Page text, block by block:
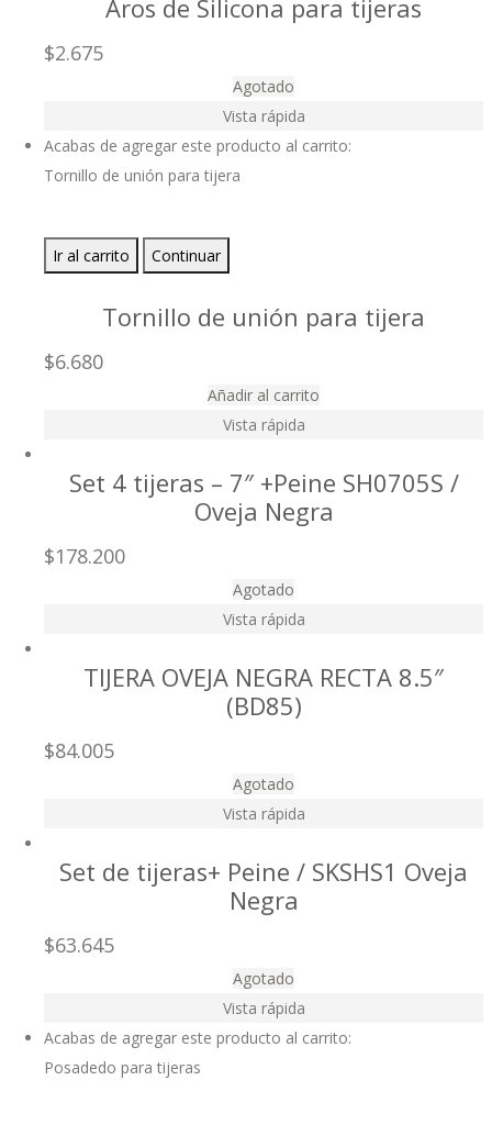
Aros de Silicona para tijeras
$2.675
Agotado
Vista rápida
Acabas de agregar este producto al carrito:
Tornillo de unión para tijera
Ir al carrito Continuar
Tornillo de unión para tijera
$6.680
Añadir al carrito
Vista rápida
Set 4 tijeras – 7″ +Peine SH0705S /
Oveja Negra
$178.200
Agotado
Vista rápida
TIJERA OVEJA NEGRA RECTA 8.5″
(BD85)
$84.005
Agotado
Vista rápida
Set de tijeras+ Peine / SKSHS1 Oveja
Negra
$63.645
Agotado
Vista rápida
Acabas de agregar este producto al carrito:
Posadedo para tijeras